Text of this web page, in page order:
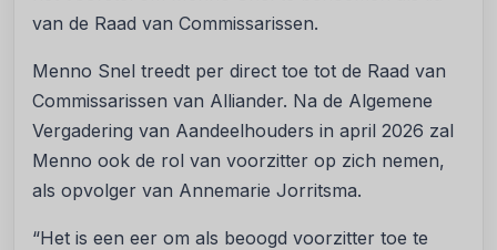
van de Raad van Commissarissen.
Menno Snel treedt per direct toe tot de Raad van
Commissarissen van Alliander. Na de Algemene
Vergadering van Aandeelhouders in april 2026 zal
Menno ook de rol van voorzitter op zich nemen,
als opvolger van Annemarie Jorritsma.
“Het is een eer om als beoogd voorzitter toe te